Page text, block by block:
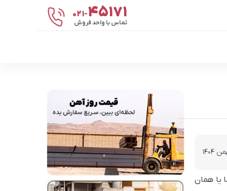
021-۴۵۱۷۱
تماس با واحد فروش
یا همان